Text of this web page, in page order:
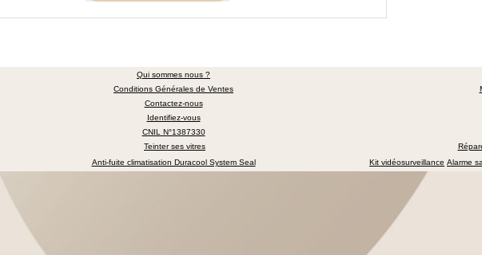
Qui sommes nous ?
Conditions Générales de Ventes
Contactez-nous
Identifiez-vous
CNIL N°1387330
Teinter ses vitres
Anti-fuite climatisation Duracool System Seal Kit vidéosurveillance Alarme